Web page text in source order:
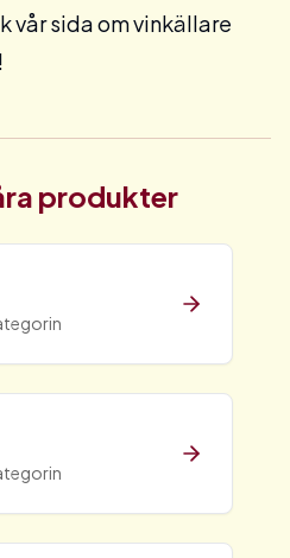
vår sida omvinkällare
produkter